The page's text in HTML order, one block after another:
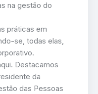
na gestão do
práticas em
se, todas elas,
Destacamos
da
das Pessoas